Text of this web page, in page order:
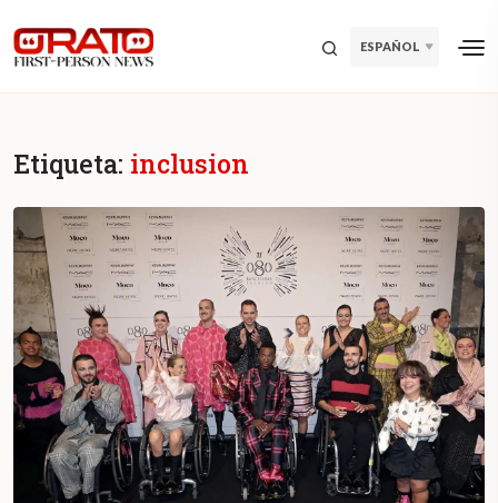
ESPAÑOL
Etiqueta: inclusion